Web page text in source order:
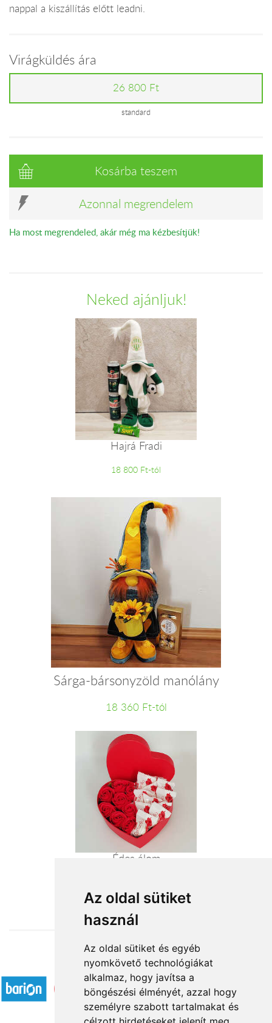
Az oldal sütiket
használ
Az oldal sütiket és egyéb
nyomkövető technológiákat
alkalmaz, hogy javítsa a
böngészési élményét, azzal hogy
személyre szabott tartalmakat és
nappal a kiszállítás előtt leadni.
Virágküldés ára
26 800 Ft
standard
Kosárba teszem
Azonnal megrendelem
Ha most megrendeled, akár még ma kézbesítjük!
Neked ajánljuk!
Hajrá Fradi
18 800 Ft-tól
Sárga-bársonyzöld manólány
18 360 Ft-tól
Édes álom
Elfogadott fizetési módok